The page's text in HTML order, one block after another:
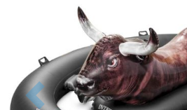
Předchozí